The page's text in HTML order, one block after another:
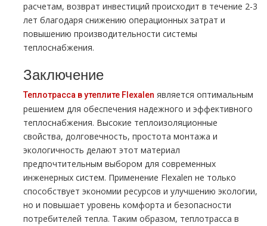
расчетам, возврат инвестиций происходит в течение 2-3
лет благодаря снижению операционных затрат и
повышению производительности системы
теплоснабжения.
Заключение
Теплотрасса в утеплите Flexalen является оптимальным
решением для обеспечения надежного и эффективного
теплоснабжения. Высокие теплоизоляционные
свойства, долговечность, простота монтажа и
экологичность делают этот материал
предпочтительным выбором для современных
инженерных систем. Применение Flexalen не только
способствует экономии ресурсов и улучшению экологии,
но и повышает уровень комфорта и безопасности
потребителей тепла. Таким образом, теплотрасса в